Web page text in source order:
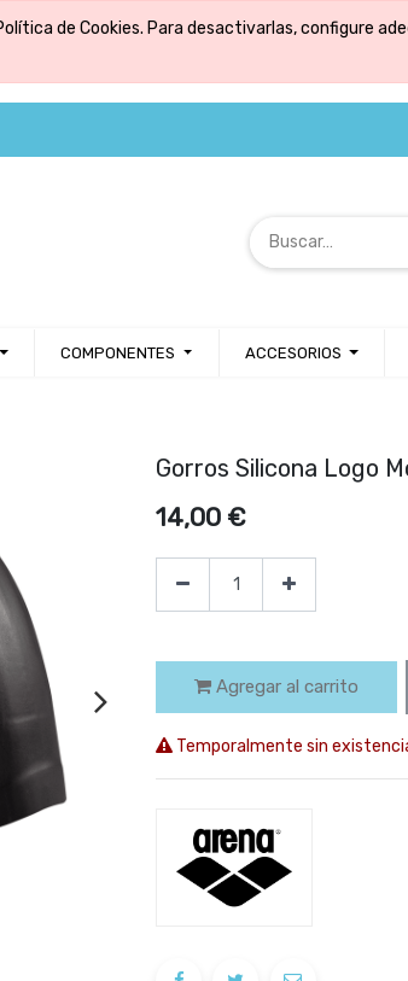
de Cookies. Para desactivarlas, configure
COMPONENTES ACCESORIOS
Gorros Silicona Logo
14,00 €
Agregar al carrito
Temporalmente sin